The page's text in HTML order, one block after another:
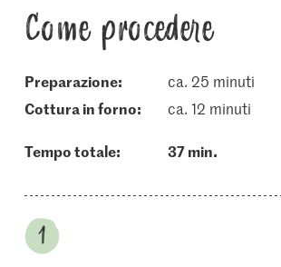
Come procedere
Preparazione:
ca. 25 minuti
cottura in forno:
ca. 12 minuti
Tempo totale: 37 min.